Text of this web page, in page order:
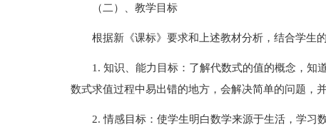
（二）、教学目标
根据新《课标》要求和上述教材分析，结合学生
1. 知识、能力目标：了解代数式的值的概念，知
数式求值过程中易出错的地方，会解决简单的问题，
2. 情感目标：使学生明白数学来源于生活，学习